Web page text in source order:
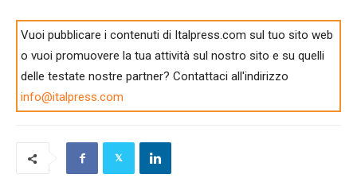
Vuoi pubblicare i contenuti di Italpress.com sul tuo sito web
o vuoi promuovere la tua attività sul nostro sito e su quelli
delle testate nostre partner? Contattaci all'indirizzo
info@italpress.com